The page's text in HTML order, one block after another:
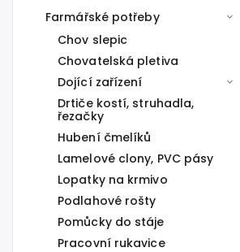
Farmářské potřeby
Chov slepic
Chovatelská pletiva
Dojící zařízení
Drtiče kostí, struhadla,
řezačky
Hubení čmelíků
Lamelové clony, PVC pásy
Lopatky na krmivo
Podlahové rošty
Pomůcky do stáje
Pracovní rukavice